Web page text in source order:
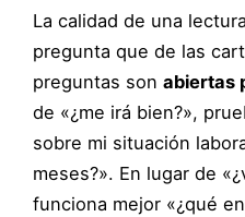
La calidad de una
pregunta que de las
preguntas son abiertas
de «¿me irá bien?»,
sobre mi situación
meses?». En lugar de
funciona mejor «¿qué